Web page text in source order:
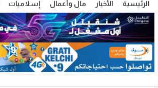
الرئيسية الأخبار مال وأعمال إسلاميات